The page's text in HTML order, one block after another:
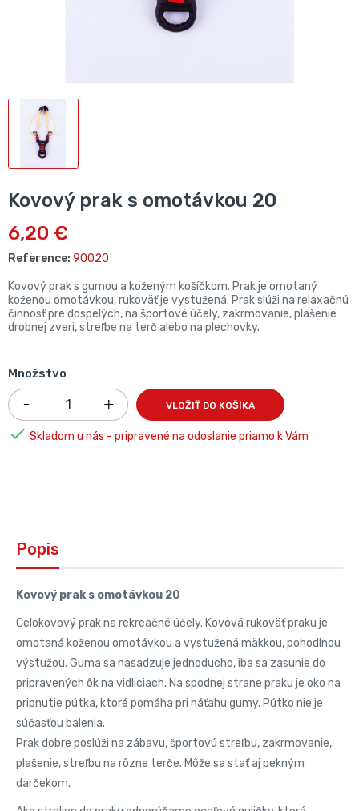
Kovový prak s omotávkou 20
6,20 €
Reference: 90020
Kovový prak s gumou a koženým košíčkom. Prak je omotaný
koženou omotávkou, rukoväť je vystužená. Prak slúži na relaxačnú
činnosť pre dospelých, na športové účely, zakrmovanie, plašenie
drobnej zveri, streľbe na terč alebo na plechovky.
Množstvo
VLOŽIŤ DO KOŠÍKA
 Skladom u nás - pripravené na odoslanie priamo k Vám
Popis
Kovový prak s omotávkou 20
Celokovový prak na rekreačné účely. Kovová rukoväť praku je
omotaná koženou omotávkou a vystužená mäkkou, pohodlnou
výstužou. Guma sa nasadzuje jednoducho, iba sa zasunie do
pripravených ôk na vidliciach. Na spodnej strane praku je oko na
pripnutie pútka, ktoré pomáha pri náťahu gumy. Pútko nie je
súčasťou balenia.
Prak dobre poslúži na zábavu, športovú streľbu, zakrmovanie,
plašenie, streľbu na rôzne terče. Môže sa stať aj pekným
darčekom.